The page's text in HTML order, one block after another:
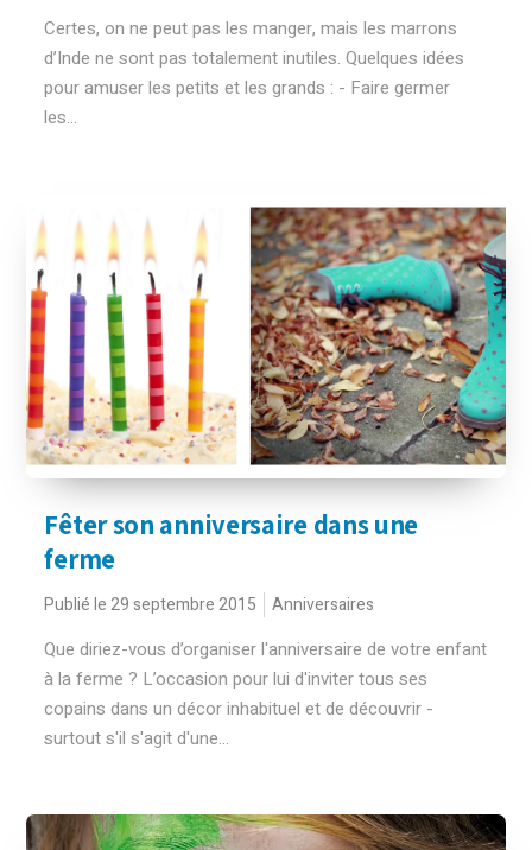
Certes, on ne peut pas les manger, mais les marrons
d’Inde ne sont pas totalement inutiles. Quelques idées
pour amuser les petits et les grands : - Faire germer
les...
Fêter son anniversaire dans une
ferme
Publié le 29 septembre 2015 Anniversaires
Que diriez-vous d’organiser l'anniversaire de votre enfant
à la ferme ? L’occasion pour lui d'inviter tous ses
copains dans un décor inhabituel et de découvrir -
surtout s'il s'agit d'une...